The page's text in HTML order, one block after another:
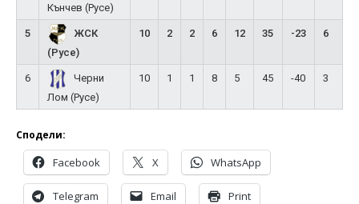
Кънчев (Русе)
5
ЖСК
(Русе)
10 2 2 6 12 35 -23 6
6
Черни
Лом (Русе)
10 1 1 8 5 45 -40 3
Сподели:
Facebook X WhatsApp
Telegram Email Print